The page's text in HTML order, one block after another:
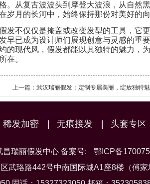
。从复古波波头到摩登大波浪，从自然
岁月的长河中，始终保持那份对美好的向
发不仅仅是掩盖或改变发型的工具，它
发早已成为设计师们展现创意与灵感的重
的现代风，假发都能以其独特的魅力，
所在。
上一篇： 武汉瑞丽假发：定制专属美丽，绽放独特
稀发加密 无痕接发 头套专区
瑞丽假发中心 备案号:
鄂ICP备
武珞路442号中南国际城A1座8楼（傅家